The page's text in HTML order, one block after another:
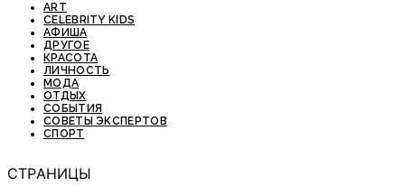
ART
CELEBRITY KIDS
АФИША
ДРУГОЕ
КРАСОТА
ЛИЧНОСТЬ
МОДА
ОТДЫХ
СОБЫТИЯ
СОВЕТЫ ЭКСПЕРТОВ
СПОРТ
СТРАНИЦЫ